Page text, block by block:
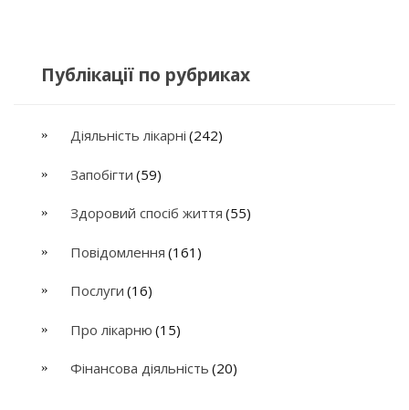
Публікації по рубриках
Діяльність лікарні (242)
Запобігти (59)
Здоровий спосіб життя (55)
Повідомлення (161)
Послуги (16)
Про лікарню (15)
Фінансова діяльність (20)